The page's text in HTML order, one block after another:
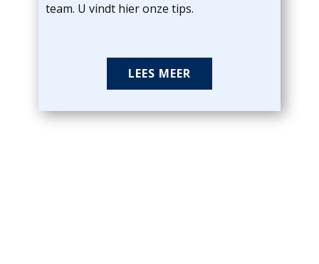
team. U vindt hier onze tips.
LEES MEER